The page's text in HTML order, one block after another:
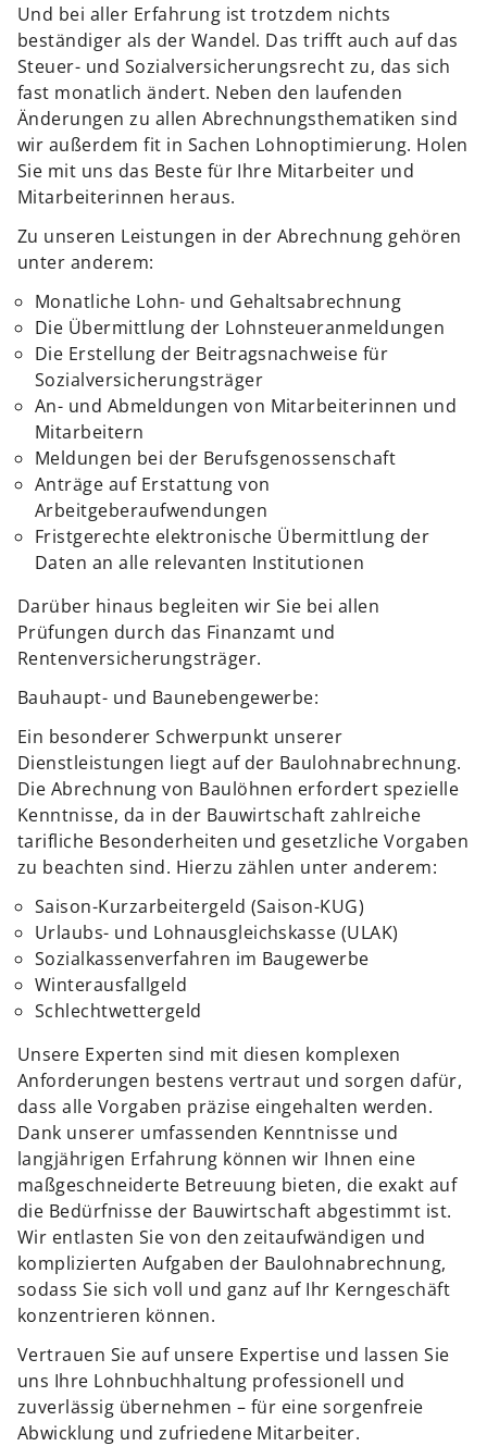
Und bei aller Erfahrung ist trotzdem nichts
beständiger als der Wandel. Das trifft auch auf das
Steuer- und Sozialversicherungsrecht zu, das sich
fast monatlich ändert. Neben den laufenden
Änderungen zu allen Abrechnungsthematiken sind
wir außerdem fit in Sachen Lohnoptimierung. Holen
Sie mit uns das Beste für Ihre Mitarbeiter und
Mitarbeiterinnen heraus.
Zu unseren Leistungen in der Abrechnung gehören
unter anderem:
Monatliche Lohn- und Gehaltsabrechnung
Die Übermittlung der Lohnsteueranmeldungen
Die Erstellung der Beitragsnachweise für
Sozialversicherungsträger
An- und Abmeldungen von Mitarbeiterinnen und
Mitarbeitern
Meldungen bei der Berufsgenossenschaft
Anträge auf Erstattung von
Arbeitgeberaufwendungen
Fristgerechte elektronische Übermittlung der
Daten an alle relevanten Institutionen
Darüber hinaus begleiten wir Sie bei allen
Prüfungen durch das Finanzamt und
Rentenversicherungsträger.
Bauhaupt- und Baunebengewerbe:
Ein besonderer Schwerpunkt unserer
Dienstleistungen liegt auf der Baulohnabrechnung.
Die Abrechnung von Baulöhnen erfordert spezielle
Kenntnisse, da in der Bauwirtschaft zahlreiche
tarifliche Besonderheiten und gesetzliche Vorgaben
zu beachten sind. Hierzu zählen unter anderem:
Saison-Kurzarbeitergeld (Saison-KUG)
Urlaubs- und Lohnausgleichskasse (ULAK)
Sozialkassenverfahren im Baugewerbe
Winterausfallgeld
Schlechtwettergeld
Unsere Experten sind mit diesen komplexen
Anforderungen bestens vertraut und sorgen dafür,
dass alle Vorgaben präzise eingehalten werden.
Dank unserer umfassenden Kenntnisse und
langjährigen Erfahrung können wir Ihnen eine
maßgeschneiderte Betreuung bieten, die exakt auf
die Bedürfnisse der Bauwirtschaft abgestimmt ist.
Wir entlasten Sie von den zeitaufwändigen und
komplizierten Aufgaben der Baulohnabrechnung,
sodass Sie sich voll und ganz auf Ihr Kerngeschäft
konzentrieren können.
Vertrauen Sie auf unsere Expertise und lassen Sie
uns Ihre Lohnbuchhaltung professionell und
zuverlässig übernehmen – für eine sorgenfreie
Abwicklung und zufriedene Mitarbeiter.